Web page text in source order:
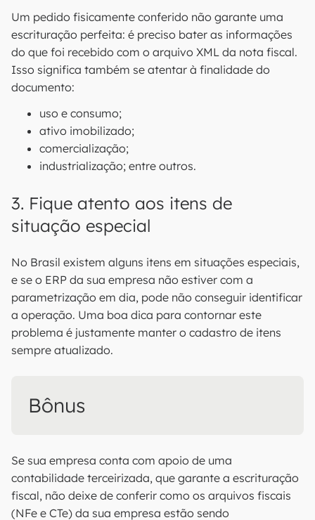
Um pedido fisicamente conferido não garante uma
escrituração perfeita: é preciso bater as informações
do que foi recebido com o arquivo XML da nota fiscal.
Isso significa também se atentar à finalidade do
documento:
uso e consumo;
ativo imobilizado;
comercialização;
industrialização; entre outros.
3. Fique atento aos itens de
situação especial
No Brasil existem alguns itens em situações especiais,
e se o ERP da sua empresa não estiver com a
parametrização em dia, pode não conseguir identificar
a operação. Uma boa dica para contornar este
problema é justamente manter o cadastro de itens
sempre atualizado.
Bônus
Se sua empresa conta com apoio de uma
contabilidade terceirizada, que garante a escrituração
fiscal, não deixe de conferir como os arquivos fiscais
(NFe e CTe) da sua empresa estão sendo